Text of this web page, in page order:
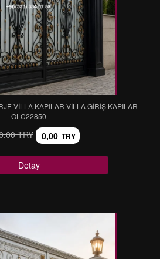
VİLLA KAPILAR-VİLLA GİRİŞ KAPILAR
OLC22850
TRY 0,00 TRY
Detay